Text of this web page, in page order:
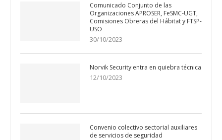
Comunicado Conjunto de las
Organizaciones APROSER, FeSMC-UGT,
Comisiones Obreras del Hábitat y FTSP-
USO
30/10/2023
Norvik Security entra en quiebra técnica
12/10/2023
Convenio colectivo sectorial auxiliares
de servicios de seguridad